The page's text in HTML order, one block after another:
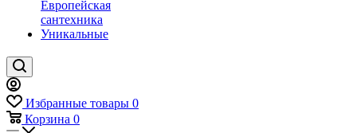
Европейская
сантехника
Уникальные
Избранные товары 0
Корзина 0